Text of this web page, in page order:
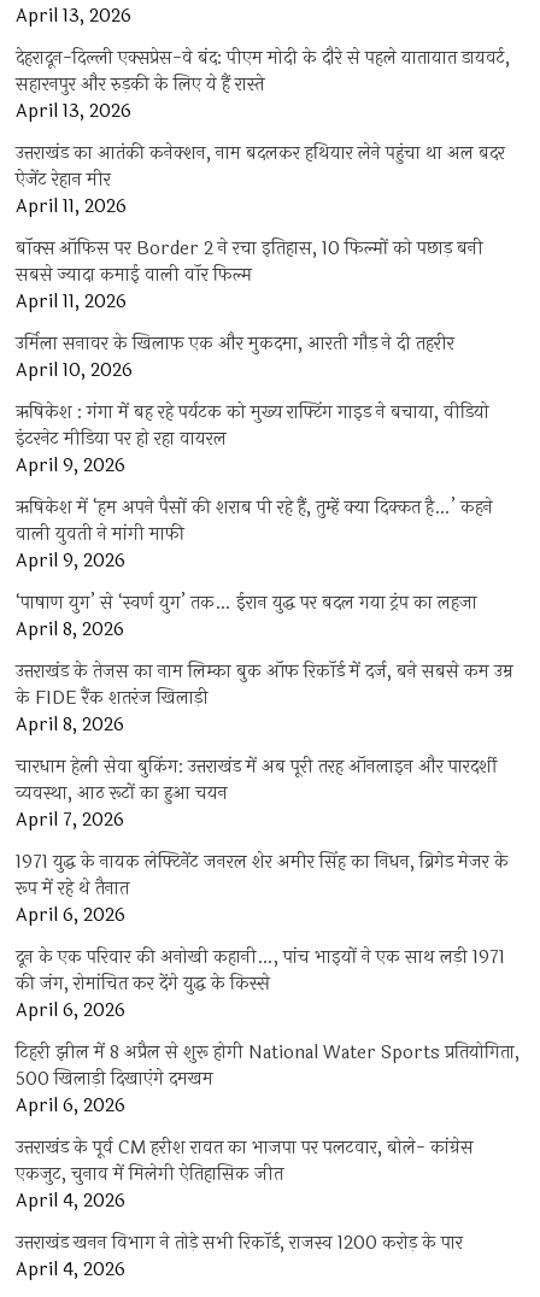
April 13, 2026
देहरादून-दिल्ली एक्सप्रेस-वे बंद: पीएम मोदी के दौरे से पहले यातायात डायवर्ट,
सहारनपुर और रुड़की के लिए ये हैं रास्ते
April 13, 2026
उत्तराखंड का आतंकी कनेक्शन, नाम बदलकर हथियार लेने पहुंचा था अल बदर
ऐजेंट रेहान मीर
April 11, 2026
बॉक्स ऑफिस पर Border 2 ने रचा इतिहास, 10 फिल्मों को पछाड़ बनी
सबसे ज्यादा कमाई वाली वॉर फिल्म
April 11, 2026
उर्मिला सनावर के खिलाफ एक और मुकदमा, आरती गौड़ ने दी तहरीर
April 10, 2026
ऋषिकेश : गंगा में बह रहे पर्यटक को मुख्य राफ्टिंग गाइड ने बचाया, वीडियो
इंटरनेट मीडिया पर हो रहा वायरल
April 9, 2026
ऋषिकेश में ‘हम अपने पैसों की शराब पी रहे हैं, तुम्हें क्या दिक्कत है…’ कहने
वाली युवती ने मांगी माफी
April 9, 2026
‘पाषाण युग’ से ‘स्वर्ण युग’ तक… ईरान युद्ध पर बदल गया ट्रंप का लहजा
April 8, 2026
उत्तराखंड के तेजस का नाम लिम्का बुक ऑफ रिकॉर्ड में दर्ज, बने सबसे कम उम्र
के FIDE रैंक शतरंज खिलाड़ी
April 8, 2026
चारधाम हेली सेवा बुकिंग: उत्तराखंड में अब पूरी तरह ऑनलाइन और पारदर्शी
व्यवस्था, आठ रूटों का हुआ चयन
April 7, 2026
1971 युद्ध के नायक लेफ्टिनेंट जनरल शेर अमीर सिंह का निधन, ब्रिगेड मेजर के
रूप में रहे थे तैनात
April 6, 2026
दून के एक परिवार की अनोखी कहानी…, पांच भाइयों ने एक साथ लड़ी 1971
की जंग, रोमांचित कर देंगे युद्ध के किस्से
April 6, 2026
टिहरी झील में 8 अप्रैल से शुरू होगी National Water Sports प्रतियोगिता,
500 खिलाड़ी दिखाएंगे दमखम
April 6, 2026
उत्तराखंड के पूर्व CM हरीश रावत का भाजपा पर पलटवार, बोले- कांग्रेस
एकजुट, चुनाव में मिलेगी ऐतिहासिक जीत
April 4, 2026
उत्तराखंड खनन विभाग ने तोड़े सभी रिकॉर्ड, राजस्व 1200 करोड़ के पार
April 4, 2026